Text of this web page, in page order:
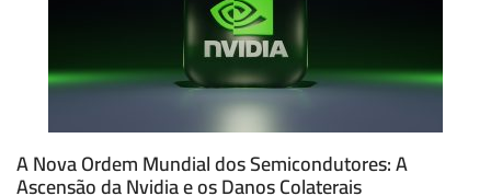
A Nova Ordem Mundial dos Semicondutores: A
Ascensão da Nvidia e os Danos Colaterais